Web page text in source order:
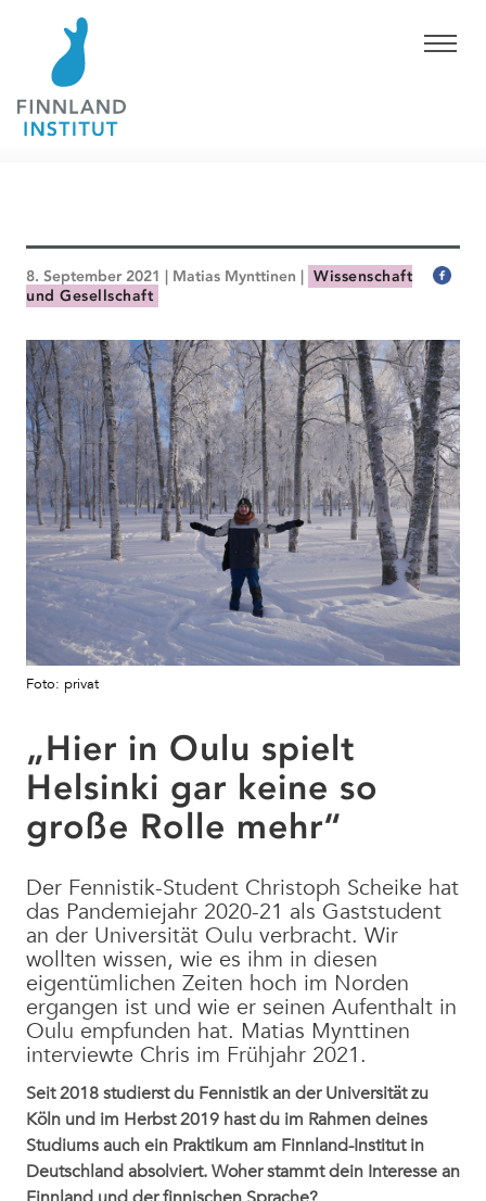
8. September 2021 | Matias Mynttinen | Wissenschaft
und Gesellschaft
Foto: privat
„Hier in Oulu spielt
Helsinki gar keine so
große Rolle mehr“
Der Fennistik-Student Christoph Scheike hat
das Pandemiejahr 2020-21 als Gaststudent
an der Universität Oulu verbracht. Wir
wollten wissen, wie es ihm in diesen
eigentümlichen Zeiten hoch im Norden
ergangen ist und wie er seinen Aufenthalt in
Oulu empfunden hat. Matias Mynttinen
interviewte Chris im Frühjahr 2021.
Seit 2018 studierst du Fennistik an der Universität zu
Köln und im Herbst 2019 hast du im Rahmen deines
Studiums auch ein Praktikum am Finnland-Institut in
Deutschland absolviert. Woher stammt dein Interesse an